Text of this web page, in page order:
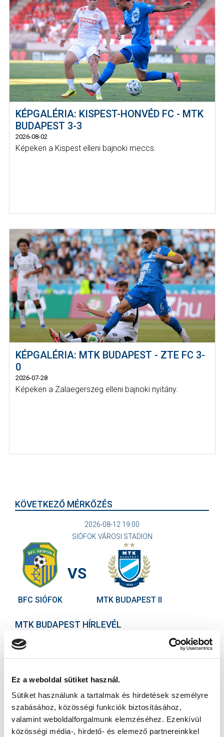
Ez a weboldal sütiket használ.
Sütiket használunk a tartalmak és hirdetések személyre
szabásához, közösségi funkciók biztosításához,
valamint weboldalforgalmunk elemzéséhez. Ezenkívül
közösségi média-, hirdető- és elemező partnereinkkel
KÉPGALÉRIA: KISPEST-HONVÉD FC - MTK
BUDAPEST 3-3
2026-08-02
Képeken a Kispest elleni bajnoki meccs.
KÉPGALÉRIA: MTK BUDAPEST - ZTE FC 3-
0
2026-07-28
Képeken a Zalaegerszeg elleni bajnoki nyitány.
KÖVETKEZŐ MÉRKŐZÉS
2026-08-12 19:00
SIÓFOK VÁROSI STADION
BFC SIÓFOK
VS
MTK BUDAPEST II
MTK BUDAPEST HÍRLEVÉL
Ne maradjon le egy eseményről sem! Iratkozzon fel ingyenes